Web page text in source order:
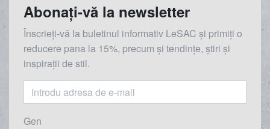
Abonați-vă la newsletter
Înscrieți-vă la buletinul informativ LeSAC și primiți o
reducere pana la 15%, precum și tendințe, știri și
inspirații de stil.
Gen